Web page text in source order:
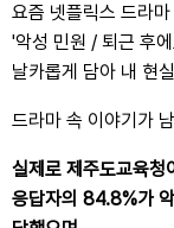
요즘 넷플릭스 드라
'악성 민원 / 퇴근 후
날카롭게 담아 내 현
드라마 속 이야기가
실제로 제주도교육
응답자의 84.8%가